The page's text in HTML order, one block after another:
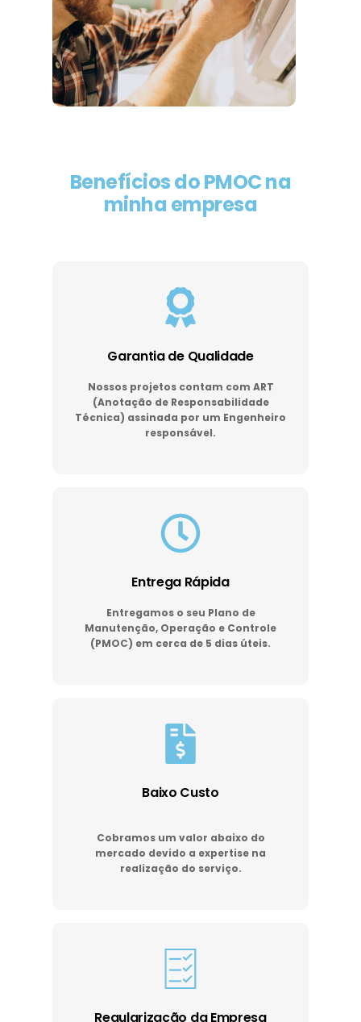
Benefícios do PMOC na
minha empresa
Garantia de Qualidade
Nossos projetos contam com ART
(Anotação de Responsabilidade
Técnica) assinada por um Engenheiro
responsável.
Entrega Rápida
Entregamos o seu Plano de
Manutenção, Operação e Controle
(PMOC) em cerca de 5 dias úteis.
Baixo Custo
Cobramos um valor abaixo do
mercado devido a expertise na
realização do serviço.
Regularização da Empresa